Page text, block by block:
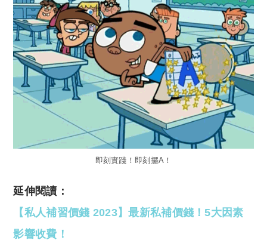
即刻實踐！即刻攞A！
延伸閱讀：
【私人補習價錢 2023】最新私補價錢！5大因素
影響收費！